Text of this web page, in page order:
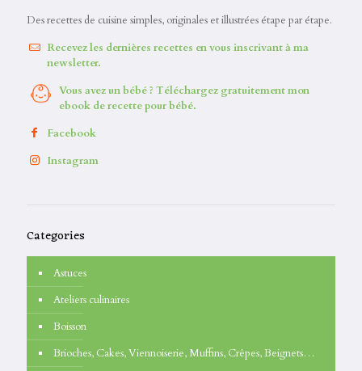
Des recettes de cuisine simples, originales et illustrées étape par étape.
Recevez les dernières recettes en vous inscrivant à ma
newsletter.
Vous avez un bébé ? Téléchargez gratuitement mon
ebook de recette pour bébé.
Facebook
Instagram
Categories
Astuces
Ateliers culinaires
Boisson
Brioches, Cakes, Viennoiserie, Muffins, Crêpes, Beignets…